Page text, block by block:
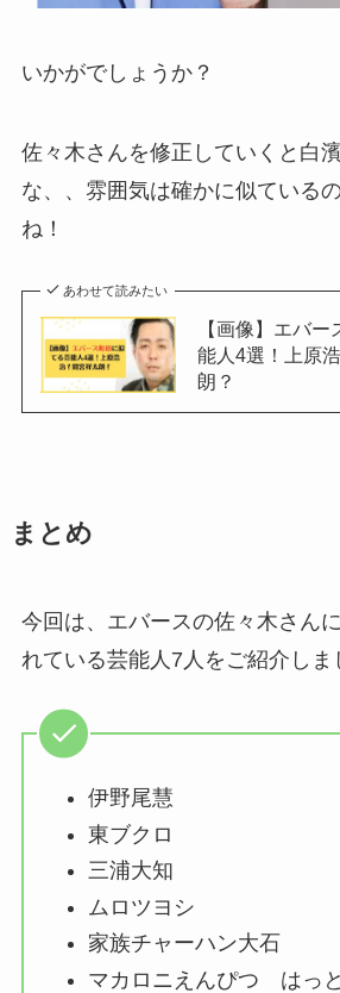
いかがでしょうか？
佐々木さんを修正していくと白
な、、雰囲気は確かに似ている
ね！
あわせて読みたい
【画像】エバ
能人4選！上原
朗？
まとめ
今回は、エバースの佐々木さん
れている芸能人7人をご紹介しま
伊野尾慧
東ブクロ
三浦大知
ムロツヨシ
家族チャーハン大石
マカロニえんぴつ はっ